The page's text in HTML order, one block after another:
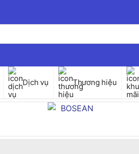
Dịch vụ Thương hiệu